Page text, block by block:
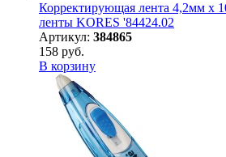
Корректирующая лента 4,2мм х
ленты KORES '84424.02
Артикул: 384865
158 руб.
В корзину